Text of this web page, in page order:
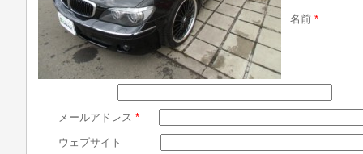
名前 *
メールアドレス *
ウェブサイト